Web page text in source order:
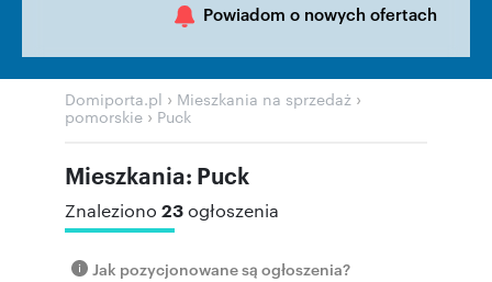
Powiadom o nowych ofertach
Domiporta.pl › Mieszkania na sprzedaż ›
pomorskie › Puck
Mieszkania: Puck
Znaleziono 23ogłoszenia
Jak pozycjonowane są ogłoszenia?